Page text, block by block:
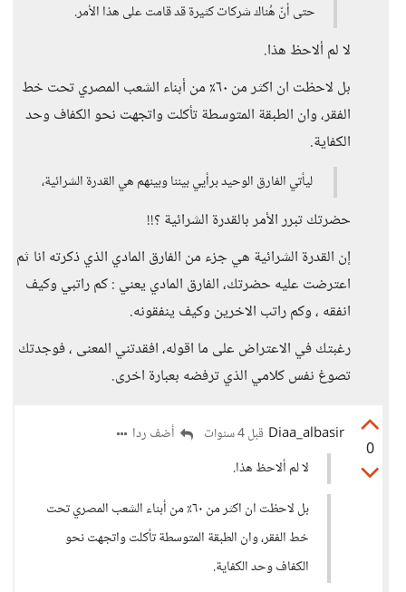
حتى أنّ هُناك شركات كثيرة قد قامت على هذا الأمر.
لا لم ألاحظ هذا.
بل لاحظت ان اكثر من ٦٠٪ من أبناء الشعب المصري تحت خط
الفقر، وان الطبقة المتوسطة تأكلت واتجهت نحو الكفاف وحد
الكفاية.
ليأتي الفارق الوحيد برأيي بيننا وبينهم هي القدرة الشرائية،
حضرتك تبرر الأمر بالقدرة الشرائية ؟!!
إن القدرة الشرائية هي جزء من الفارق المادي الذي ذكرته انا ثم
اعترضت عليه حضرتك، الفارق المادي يعني : كم راتبي وكيف
انفقه ، وكم راتب الاخرين وكيف ينفقونه.
رغبتك في الاعتراض على ما اقوله، افقدتني المعنى ، فوجدتك
تصوغ نفس كلامي الذي ترفضه بعبارة اخرى.
0
Diaa_albasir قبل 4 سنوات
أضف ردا
لا لم ألاحظ هذا.
بل لاحظت ان اكثر من ٦٠٪ من أبناء الشعب المصري تحت
خط الفقر، وان الطبقة المتوسطة تأكلت واتجهت نحو
الكفاف وحد الكفاية.